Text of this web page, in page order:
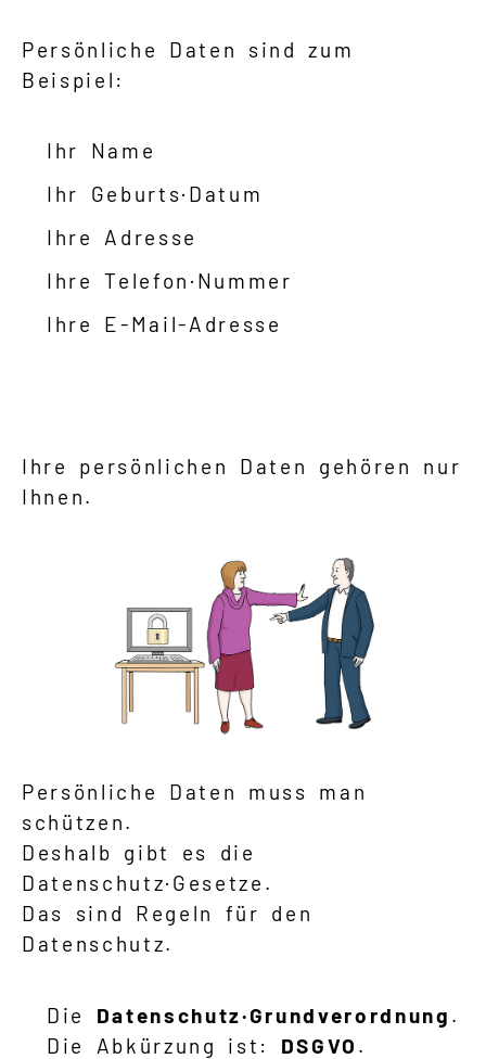
Persönliche Daten sind zum
Beispiel:
Ihr Name
Ihr Geburts·Datum
Ihre Adresse
Ihre Telefon·Nummer
Ihre E-Mail-Adresse
Ihre persönlichen Daten gehören nur
Ihnen.
Persönliche Daten muss man
schützen.
Deshalb gibt es die
Datenschutz·Gesetze.
Das sind Regeln für den
Datenschutz.
Die Datenschutz·Grundverordnung .
Die Abkürzung ist: DSGVO .